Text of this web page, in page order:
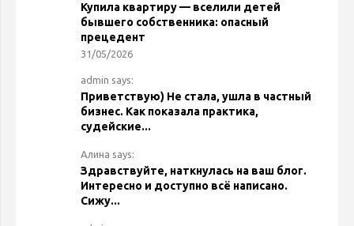
Купила квартиру — вселили детей
бывшего собственника: опасный
прецедент
31/05/2026
admin says:
Приветствую) Не стала, ушла в частный
бизнес. Как показала практика,
судейские...
Алина says:
Здравствуйте, наткнулась на ваш блог.
Интересно и доступно всё написано.
Сижу...